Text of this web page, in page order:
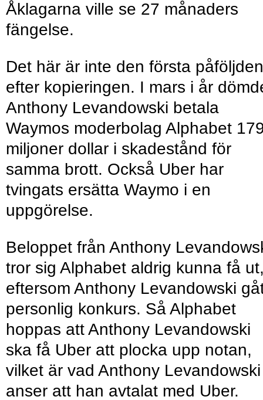
Åklagarna ville se 27 månaders
fängelse.
Det här är inte den första påföljden
efter kopieringen. I mars i år
Anthony Levandowski betala
Waymos moderbolag Alphabet
miljoner dollar i skadestånd för
samma brott. Också Uber har
tvingats ersätta Waymo i en
uppgörelse.
Beloppet från Anthony
tror sig Alphabet aldrig kunna få
eftersom Anthony Levandowski
personlig konkurs. Så Alphabet
hoppas att Anthony Levandowski
ska få Uber att plocka upp notan,
vilket är vad Anthony Levandowski
anser att han avtalat med Uber.